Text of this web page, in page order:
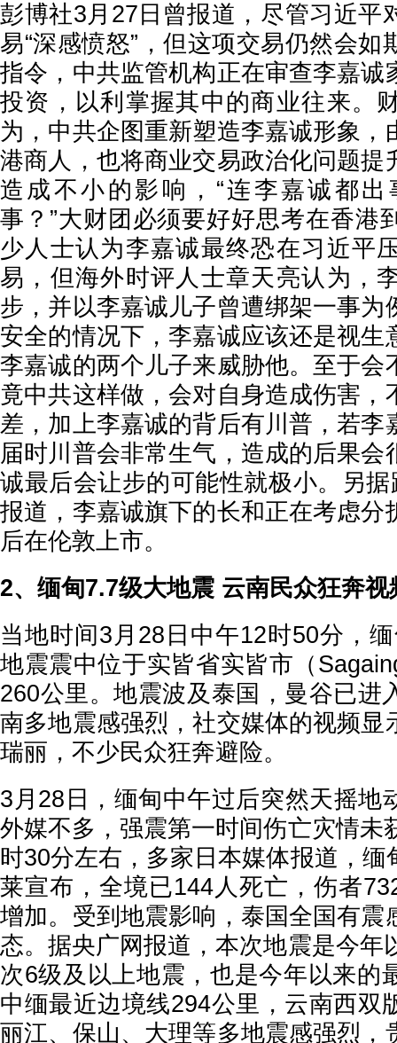
彭博社3月27日曾报道，尽管习近平
易“深感愤怒”，但这项交易仍然会如
指令，中共监管机构正在审查李嘉诚
投资，以利掌握其中的商业往来。
为，中共企图重新塑造李嘉诚形象，
港商人，也将商业交易政治化问题提
造成不小的影响，“连李嘉诚都
事？”大财团必须要好好思考在香港
少人士认为李嘉诚最终恐在习近平
易，但海外时评人士章天亮认为，
步，并以李嘉诚儿子曾遭绑架一事为
安全的情况下，李嘉诚应该还是视生
李嘉诚的两个儿子来威胁他。至于会
竟中共这样做，会对自身造成伤害，
差，加上李嘉诚的背后有川普，若李
届时川普会非常生气，造成的后果会
诚最后会让步的可能性就极小。另
报道，李嘉诚旗下的长和正在考虑分
后在伦敦上市。
2、缅甸7.7级大地震 云南民众狂奔视
当地时间3月28日中午12时50分，
地震震中位于实皆省实皆市（
260公里。地震波及泰国，曼谷已进
南多地震感强烈，社交媒体的视频显
瑞丽，不少民众狂奔避险。
3月28日，缅甸中午过后突然天摇地
外媒不多，强震第一时间伤亡灾情未
时30分左右，多家日本媒体报道，缅
莱宣布，全境已144人死亡，伤者
增加。受到地震影响，泰国全国有震
态。据央广网报道，本次地震是今年
次6级及以上地震，也是今年以来的
中缅最近边境线294公里，云南西双
丽江、保山、大理等多地震感强烈，